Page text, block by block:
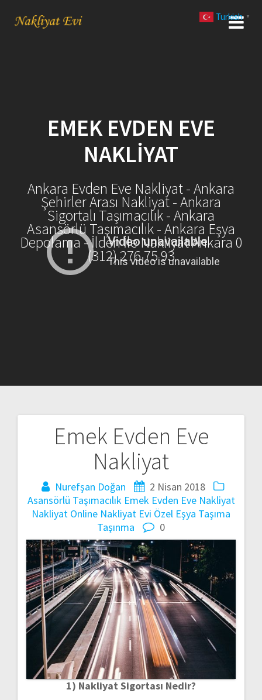
EMEK EVDEN EVE
NAKLIYAT
Ankara Evden Eve Nakliyat - Ankara
Şehirler Arası Nakliyat - Ankara
Sigortalı Taşımacılık - Ankara
Asansörlü Taşımacılık - Ankara Eşya
Depolama - İlden İle Nakliyat Ankara 0
(312) 276 75 93
Emek Evden Eve
Nakliyat
Nurefşan Doğan
2 Nisan 2018
Asansörlü Taşımacılık Emek Evden Eve Nakliyat
Nakliyat Online Nakliyat Evi Özel Eşya Taşıma
Taşınma
0
1) Nakliyat Sigortası Nedir?
gezinmesi
Turkish ▼